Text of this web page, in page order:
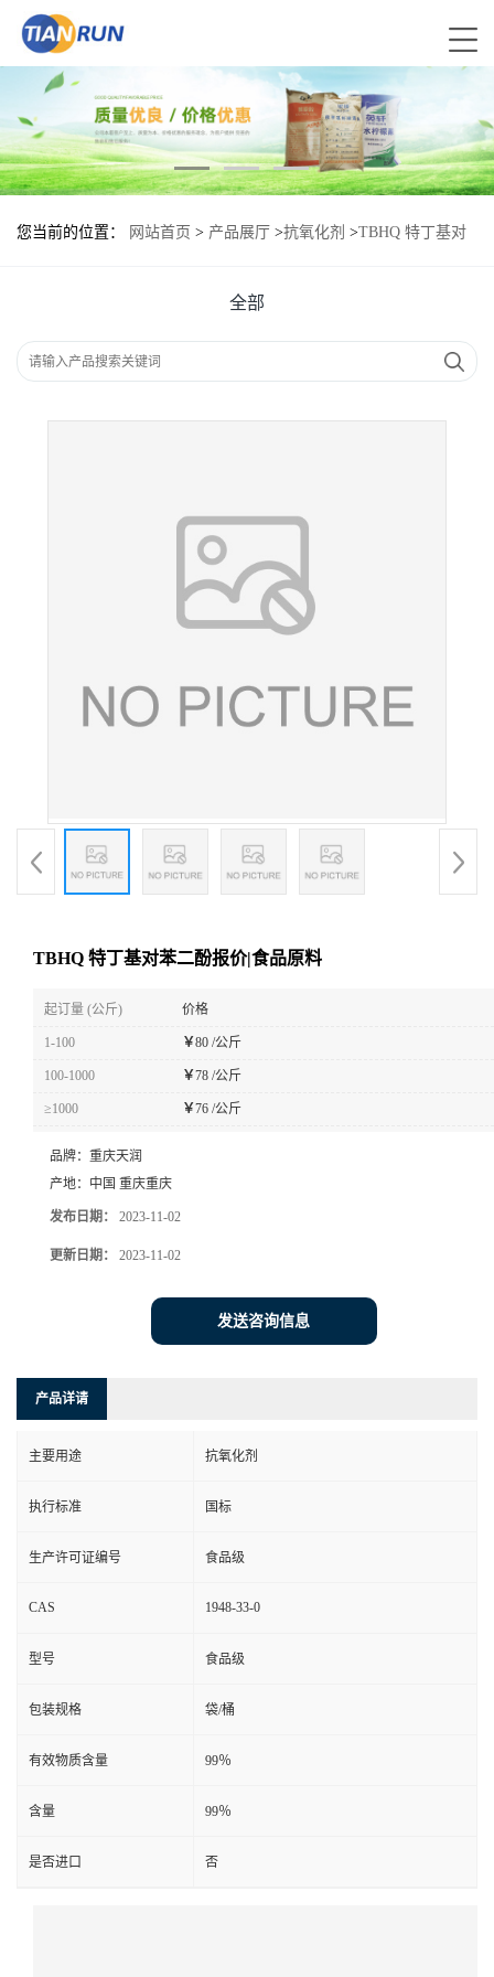
您当前的位置： 网站首页 > 产品展厅 >抗氧化剂 >TBHQ 特丁基对
全部
TBHQ 特丁基对苯二酚报价|食品原料
起订量 (公斤) 价格
1-100 ￥80 /公斤
100-1000 ￥78 /公斤
≥1000 ￥76 /公斤
品牌： 重庆天润
产地： 中国 重庆重庆
发布日期： 2023-11-02
更新日期： 2023-11-02
发送咨询信息
产品详请
主要用途 抗氧化剂
执行标准 国标
生产许可证编号 食品级
CAS 1948-33-0
型号 食品级
包装规格 袋/桶
有效物质含量 99％
含量 99％
是否进口 否